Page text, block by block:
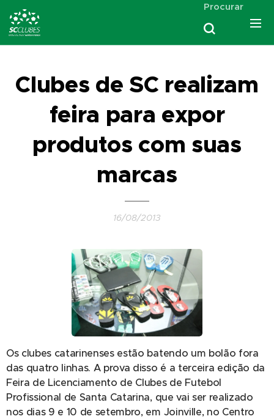
Procurar
Clubes de SC realizam
feira para expor
produtos com suas
marcas
16/08/2013
Os clubes catarinenses estão batendo um bolão fora
das quatro linhas. A prova disso é a terceira edição da
Feira de Licenciamento de Clubes de Futebol
Profissional de Santa Catarina, que vai ser realizado
nos dias 9 e 10 de setembro, em Joinville, no Centro